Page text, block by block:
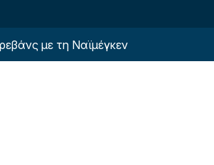
τη Ναϊμέγκεν